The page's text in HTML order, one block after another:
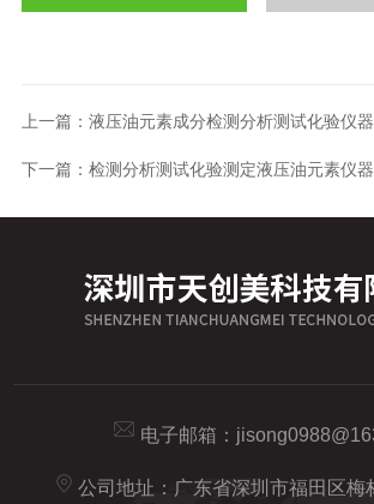
上一篇： 液压油元素成分检测分析测试化验仪器
下一篇： 检测分析测试化验测定液压油元素仪器
电子邮箱：
公司地址：广东省深圳市福田区梅